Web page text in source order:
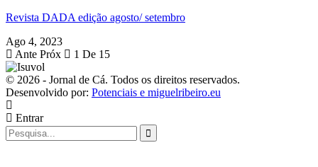
Revista DADA edição agosto/ setembro
Ago 4, 2023
Ante Próx 1 De 15
© 2026 - Jornal de Cá. Todos os direitos reservados.
Desenvolvido por: Potenciais e miguelribeiro.eu
Entrar